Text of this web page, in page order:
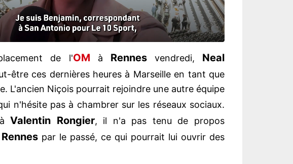
de l'OM à Rennes vendredi, Neal
être ces dernières heures à Marseille en tant que
L'ancien Niçois pourrait rejoindre une autre équipe
n'hésite pas à chambrer sur les réseaux sociaux.
àValentin Rongier, il n'a pas tenu de propos
Rennes par le passé, ce qui pourrait lui ouvrir des